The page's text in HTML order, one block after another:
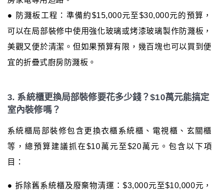
● 防濺板工程：準備約$15,000元至$30,000元的預算，
可以在局部裝修中使用強化玻璃或烤漆玻璃製作防濺板，
美觀又便於清潔。但如果預算有限，幾百塊也可以買到便
宜的折疊式廚房防濺板。
3. 系統櫃更換局部裝修要花多少錢？$10萬元能搞定
室內裝修嗎？
系統櫃局部裝修包含更換衣櫃系統櫃、電視櫃、玄關櫃
等，總預算建議抓在$10萬元至$20萬元。包含以下項
目：
● 拆除舊系統櫃及廢棄物清運：$3,000元至$10,000元，